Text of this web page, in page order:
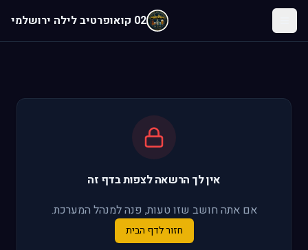
דלג לתוכן הראשי
02 קואופרטיב לילה ירושלמי
אין לך הרשאה לצפות בדף זה
אם אתה חושב שזו טעות, פנה למנהל המערכת.
חזור לדף הבית